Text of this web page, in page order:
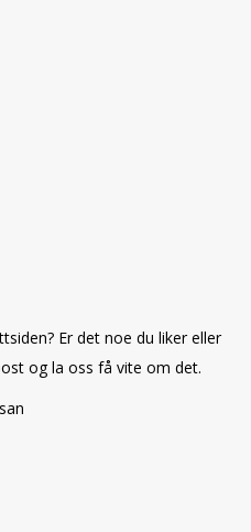
Er det noe du liker eller
og la oss få vite om det.